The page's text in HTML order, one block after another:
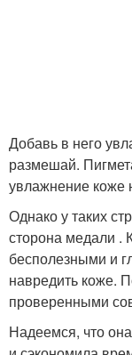
Добавь в него
размешай.
увлажнение коже
Однако у таких
сторона медали .
бесполезными и
навредить коже.
проверенными
Надеемся, что